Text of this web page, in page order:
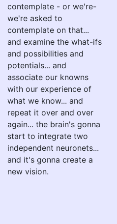
contemplate - or we're-
we're asked to
contemplate on that...
and examine the what-ifs
and possibilities and
potentials... and
associate our knowns
with our experience of
what we know... and
repeat it over and over
again... the brain's gonna
start to integrate two
independent neuronets...
and it's gonna create a
new vision.